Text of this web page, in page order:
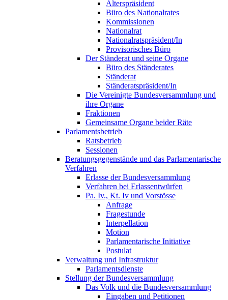
Alterspräsident
Büro des Nationalrates
Kommissionen
Nationalrat
Nationalratspräsident/In
Provisorisches Büro
Der Ständerat und seine Organe
Büro des Ständerates
Ständerat
Ständeratspräsident/In
Die Vereinigte Bundesversammlung und
ihre Organe
Fraktionen
Gemeinsame Organe beider Räte
Parlamentsbetrieb
Ratsbetrieb
Sessionen
Beratungsgegenstände und das Parlamentarische
Verfahren
Erlasse der Bundesversammlung
Verfahren bei Erlassentwürfen
Pa. Iv., Kt. Iv und Vorstösse
Anfrage
Fragestunde
Interpellation
Motion
Parlamentarische Initiative
Postulat
Verwaltung und Infrastruktur
Parlamentsdienste
Stellung der Bundesversammlung
Das Volk und die Bundesversammlung
Eingaben und Petitionen